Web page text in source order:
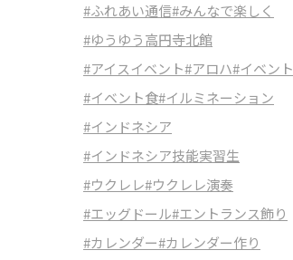
#ふれあい通信#みんなで楽しく
#ゆうゆう高円寺北館
#アイスイベント#アロハ#イベント
#イベント食#イルミネーション
#インドネシア
#インドネシア技能実習生
#ウクレレ#ウクレレ演奏
#エッグドール#エントランス飾り
#カレンダー#カレンダー作り